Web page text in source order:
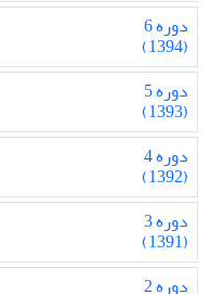
دوره 6
(1394)
دوره 5
(1393)
دوره 4
(1392)
دوره 3
(1391)
دوره 2